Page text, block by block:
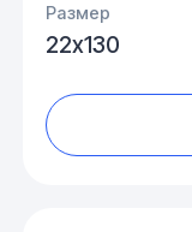
Размер
22х130